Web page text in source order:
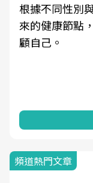
根據不同性別
來的健康節點
顧自己。
頻道熱門文章